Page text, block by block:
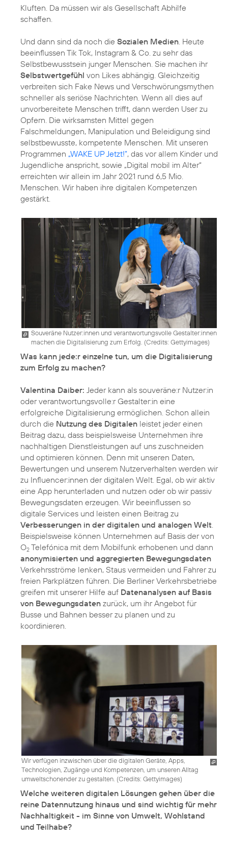
Kluften. Da müssen wir als Gesellschaft Abhilfe
schaffen.
Und dann sind da noch die Sozialen Medien . Heute
beeinflussen Tik Tok, Instagram & Co. zu sehr das
Selbstbewusstsein junger Menschen. Sie machen ihr
Selbstwertgefühl von Likes abhängig. Gleichzeitig
verbreiten sich Fake News und Verschwörungsmythen
schneller als seriöse Nachrichten. Wenn all dies auf
unvorbereitete Menschen trifft, dann werden User zu
Opfern. Die wirksamsten Mittel gegen
Falschmeldungen, Manipulation und Beleidigung sind
selbstbewusste, kompetente Menschen. Mit unseren
Programmen „WAKE UP Jetzt!”, das vor allem Kinder und
Jugendliche anspricht, sowie „Digital mobil im Alter“
erreichten wir allein im Jahr 2021 rund 6,5 Mio.
Menschen. Wir haben ihre digitalen Kompetenzen
gestärkt.
Souveräne Nutzer:innen und verantwortungsvolle Gestalter:innen
machen die Digitalisierung zum Erfolg. (Credits: Gettyimages)
Was kann jede:r einzelne tun, um die Digitalisierung
zum Erfolg zu machen?
Valentina Daiber: Jeder kann als souveräne:r Nutzer:in
oder verantwortungsvolle:r Gestalter:in eine
erfolgreiche Digitalisierung ermöglichen. Schon allein
durch die Nutzung des Digitalen leistet jeder einen
Beitrag dazu, dass beispielsweise Unternehmen ihre
nachhaltigen Dienstleistungen auf uns zuschneiden
und optimieren können. Denn mit unseren Daten,
Bewertungen und unserem Nutzerverhalten werden wir
zu Influencer:innen der digitalen Welt. Egal, ob wir aktiv
eine App herunterladen und nutzen oder ob wir passiv
Bewegungsdaten erzeugen. Wir beeinflussen so
digitale Services und leisten einen Beitrag zu
Verbesserungen in der digitalen und analogen Welt.
Beispielsweise können Unternehmen auf Basis der von
O2 Telefónica mit dem Mobilfunk erhobenen und dann
anonymisierten und aggregierten Bewegungsdaten
Verkehrsströme lenken, Staus vermeiden und Fahrer zu
freien Parkplätzen führen. Die Berliner Verkehrsbetriebe
greifen mit unserer Hilfe auf Datenanalysen auf Basis
von Bewegungsdaten zurück, um ihr Angebot für
Busse und Bahnen besser zu planen und zu
koordinieren.
Wir verfügen inzwischen über die digitalen Geräte, Apps,
Technologien, Zugänge und Kompetenzen, um unseren Alltag
umweltschonender zu gestalten. (Credits: Gettyimages)
Welche weiteren digitalen Lösungen gehen über die
reine Datennutzung hinaus und sind wichtig für mehr
Nachhaltigkeit - im Sinne von Umwelt, Wohlstand
und Teilhabe?